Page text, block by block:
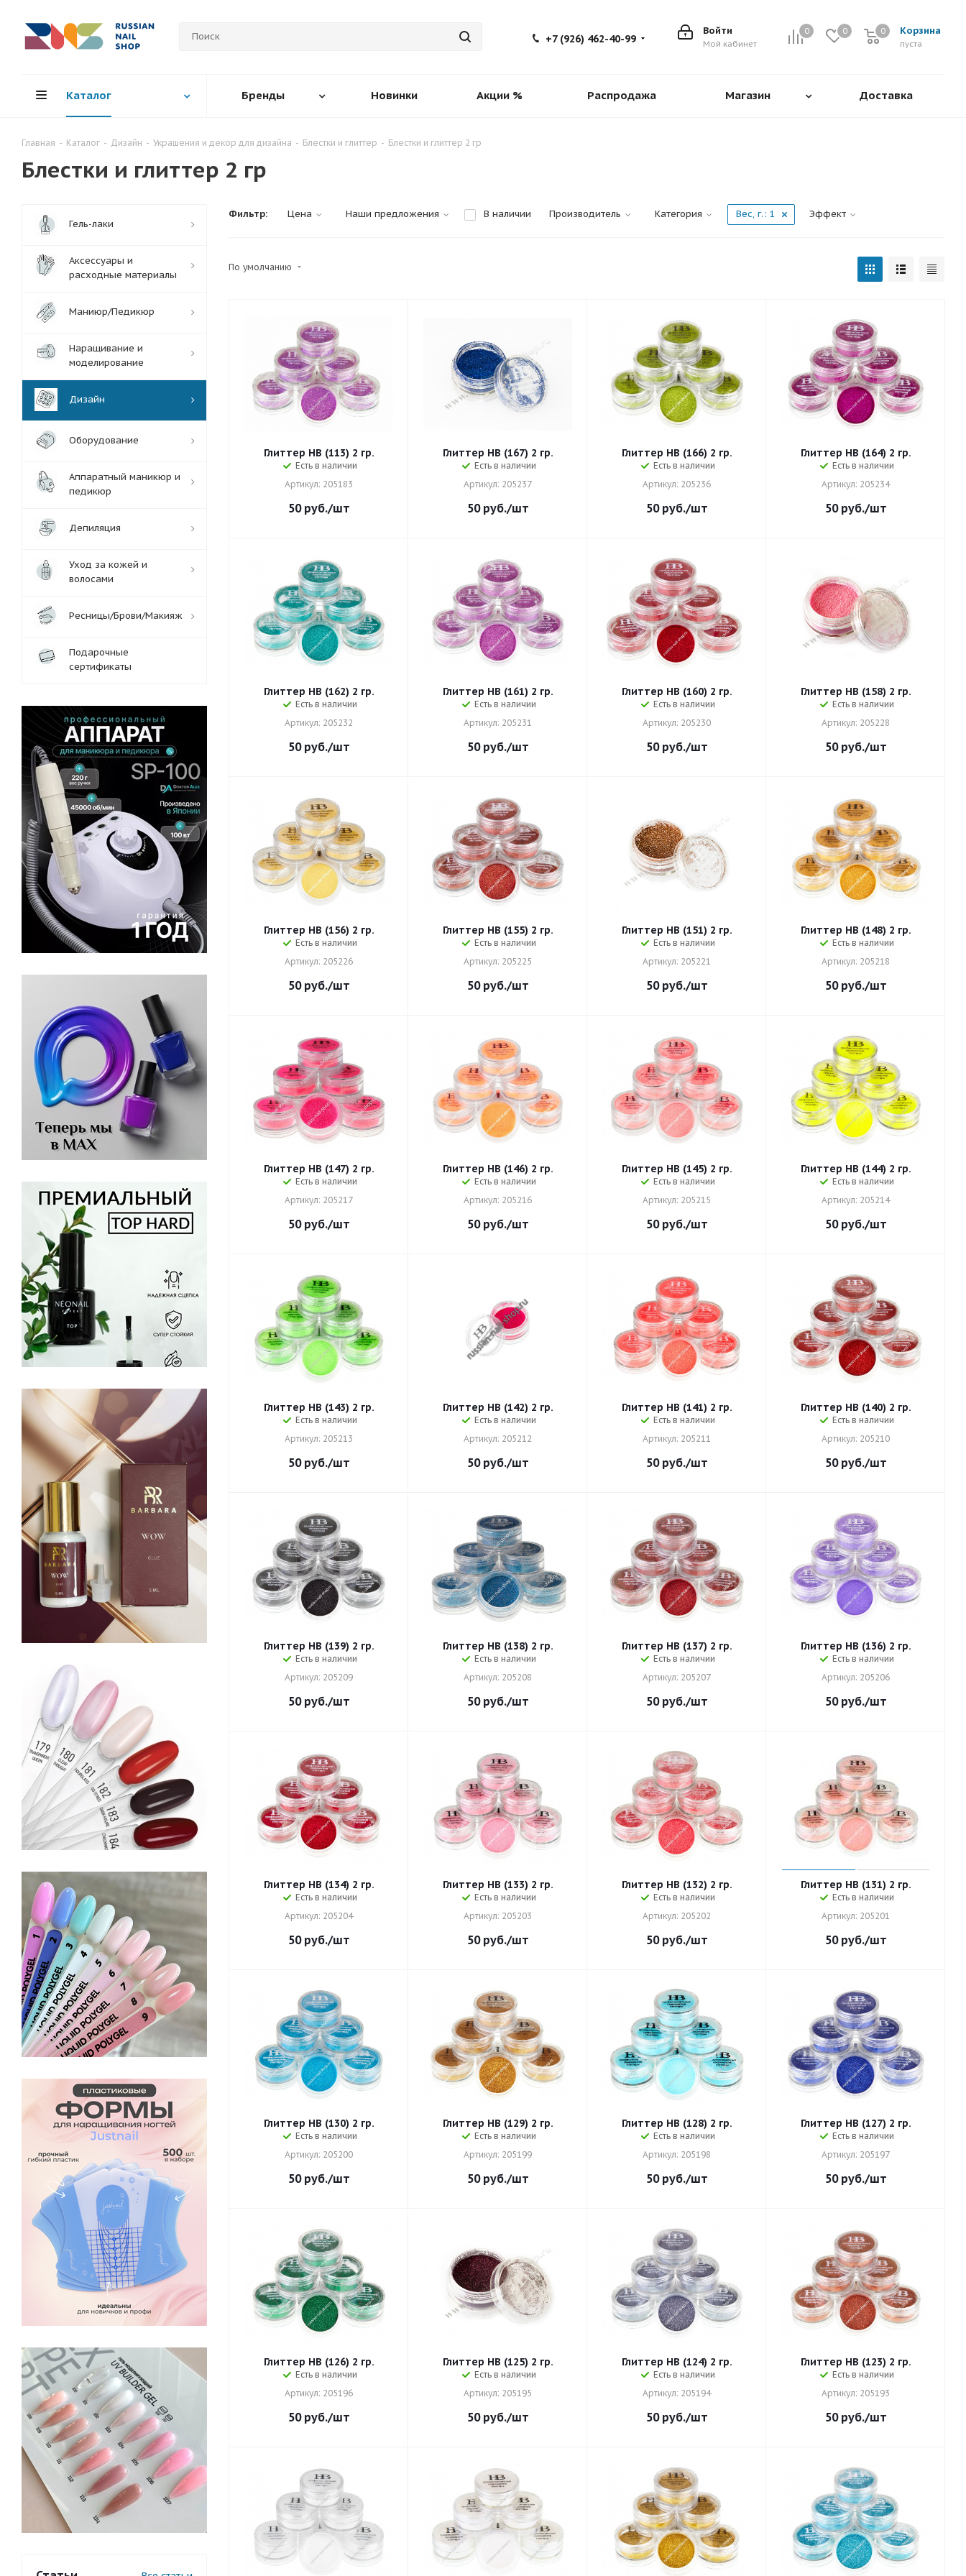
0 0 Корзина
0
пуста
0
Войти
Мой кабинет
+7 (926) 462-40-99
Каталог Бренды Новинки Акции % Распродажа Магазин Доставка
Главная - Каталог - Дизайн - Украшения и декор для дизайна - Блестки и глиттер - Блестки и глиттер 2 гр
Блестки и глиттер 2 гр
Фильтр: Цена Наши предложения В наличии Производитель Категория Вес, г.: 1 Эффект
По умолчанию
Глиттер HB (113) 2 гр.
Есть в наличии
Артикул: 205183
50руб./шт
Глиттер HB (167) 2 гр.
Есть в наличии
Артикул: 205237
50руб./шт
Глиттер HB (166) 2 гр.
Есть в наличии
Артикул: 205236
50руб./шт
Глиттер HB (164) 2 гр.
Есть в наличии
Артикул: 205234
50руб./шт
Глиттер HB (162) 2 гр.
Есть в наличии
Артикул: 205232
50руб./шт
Глиттер HB (161) 2 гр.
Есть в наличии
Артикул: 205231
50руб./шт
Глиттер HB (160) 2 гр.
Есть в наличии
Артикул: 205230
50руб./шт
Глиттер HB (158) 2 гр.
Есть в наличии
Артикул: 205228
50руб./шт
Глиттер HB (156) 2 гр.
Есть в наличии
Артикул: 205226
50руб./шт
Глиттер HB (155) 2 гр.
Есть в наличии
Артикул: 205225
50руб./шт
Глиттер HB (151) 2 гр.
Есть в наличии
Артикул: 205221
50руб./шт
Глиттер HB (148) 2 гр.
Есть в наличии
Артикул: 205218
50руб./шт
Глиттер HB (147) 2 гр.
Есть в наличии
Артикул: 205217
50руб./шт
Глиттер HB (146) 2 гр.
Есть в наличии
Артикул: 205216
50руб./шт
Глиттер HB (145) 2 гр.
Есть в наличии
Артикул: 205215
50руб./шт
Глиттер HB (144) 2 гр.
Есть в наличии
Артикул: 205214
50руб./шт
Глиттер HB (143) 2 гр.
Есть в наличии
Артикул: 205213
50руб./шт
Глиттер HB (142) 2 гр.
Есть в наличии
Артикул: 205212
50руб./шт
Глиттер HB (141) 2 гр.
Есть в наличии
Артикул: 205211
50руб./шт
Глиттер HB (140) 2 гр.
Есть в наличии
Артикул: 205210
50руб./шт
Глиттер HB (139) 2 гр.
Есть в наличии
Артикул: 205209
50руб./шт
Глиттер HB (138) 2 гр.
Есть в наличии
Артикул: 205208
50руб./шт
Глиттер HB (137) 2 гр.
Есть в наличии
Артикул: 205207
50руб./шт
Глиттер HB (136) 2 гр.
Есть в наличии
Артикул: 205206
50руб./шт
Глиттер HB (134) 2 гр.
Есть в наличии
Артикул: 205204
50руб./шт
Глиттер HB (133) 2 гр.
Есть в наличии
Артикул: 205203
50руб./шт
Глиттер HB (132) 2 гр.
Есть в наличии
Артикул: 205202
50руб./шт
Глиттер HB (131) 2 гр.
Есть в наличии
Артикул: 205201
50руб./шт
Глиттер HB (130) 2 гр.
Есть в наличии
Артикул: 205200
50руб./шт
Глиттер HB (129) 2 гр.
Есть в наличии
Артикул: 205199
50руб./шт
Глиттер HB (128) 2 гр.
Есть в наличии
Артикул: 205198
50руб./шт
Глиттер HB (127) 2 гр.
Есть в наличии
Артикул: 205197
50руб./шт
Глиттер HB (126) 2 гр.
Есть в наличии
Артикул: 205196
50руб./шт
Глиттер HB (125) 2 гр.
Есть в наличии
Артикул: 205195
50руб./шт
Глиттер HB (124) 2 гр.
Есть в наличии
Артикул: 205194
50руб./шт
Глиттер HB (123) 2 гр.
Есть в наличии
Артикул: 205193
50руб./шт
Гель-лаки
Аксессуары и
расходные материалы
Маниюр/Педикюр
Наращивание и
моделирование
Дизайн
Оборудование
Аппаратный маникюр и
педикюр
Депиляция
Уход за кожей и
волосами
Ресницы/Брови/Макияж
Подарочные
сертификаты